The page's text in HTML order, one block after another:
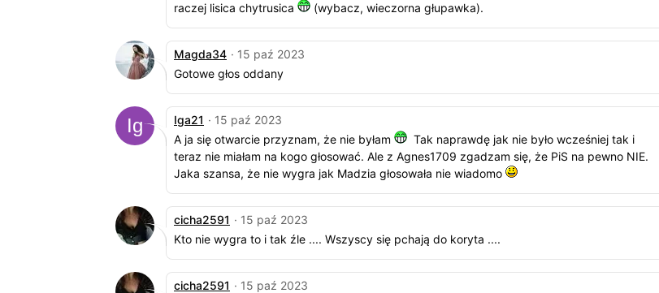
raczej lisica chytrusica
(wybacz, wieczorna głupawka).
Magda34 · 15 paź 2023
Gotowe głos oddany
Iga21 · 15 paź 2023
A ja się otwarcie przyznam, że nie byłam
Tak naprawdę jak nie było wcześniej tak i
teraz nie miałam na kogo głosować. Ale z Agnes1709 zgadzam się, że PiS na pewno NIE.
Jaka szansa, że nie wygra jak Madzia głosowała nie wiadomo
cicha2591 · 15 paź 2023
Kto nie wygra to i tak źle .... Wszyscy się pchają do koryta ....
cicha2591 · 15 paź 2023